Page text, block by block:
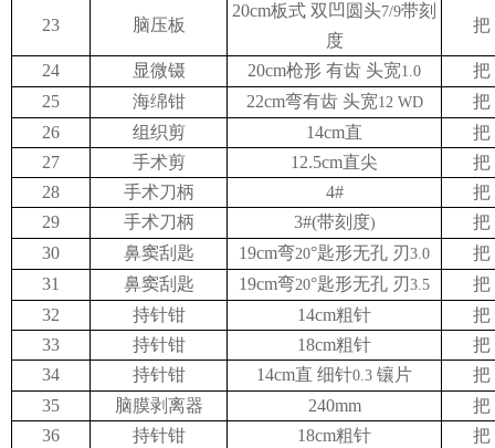
23 脑压板
20cm板式 双凹圆头7/9带刻
度
把
24 显微镊 20cm枪形 有齿 头宽1.0
把
25
海绵钳 22cm弯有齿 头宽12 WD
把
26
组织剪 14cm直
把
27
手术剪 12.5cm直尖
把
28
手术刀柄 4#
把
29
手术刀柄 3#(带刻度)
把
30
鼻窦刮匙 19cm弯20°匙形无孔 刃 3.0
把
31
鼻窦刮匙 19cm弯20°匙形无孔 刃 3.5
把
32
持针钳 14cm粗针
把
33
持针钳 18cm粗针
把
34
持针钳 14cm直 细针0.3 镶片
把
35
脑膜剥离器 240mm
把
36
持针钳 18cm粗针
把